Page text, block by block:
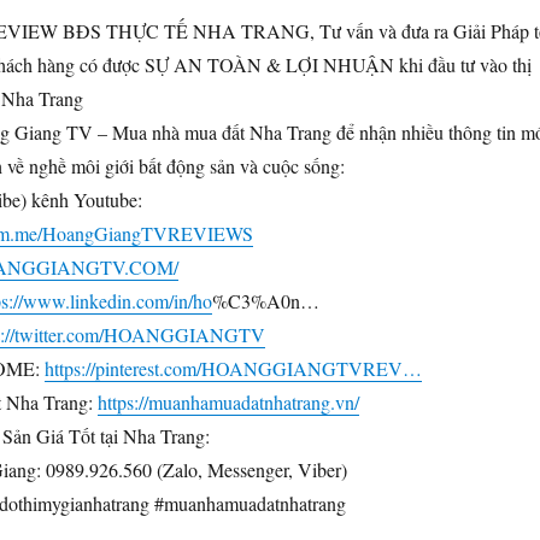
BĐS THỰC TẾ NHA TRANG, Tư vấn và đưa ra Giải Pháp
hàng có được SỰ AN TOÀN & LỢI NHUẬN khi đầu tư vào thị
Trang
Giang TV – Mua nhà mua đất Nha Trang để nhận nhiều thông tin
nghề môi giới bất động sản và cuộc sống:
kênh Youtube:
HoangGiangTVREVIEWS
www.linkedin.com/in/ho%C3%A0n…
twitter.com/HOANGGIANGTV
https://pinterest.com/HOANGGIANGTVREV…
Nha Trang:https://muanhamuadatnhatrang.vn/
Giá Tốt tại Nha Trang:
0989.926.560 (Zalo, Messenger, Viber)
#muanhamuadatnhatrang